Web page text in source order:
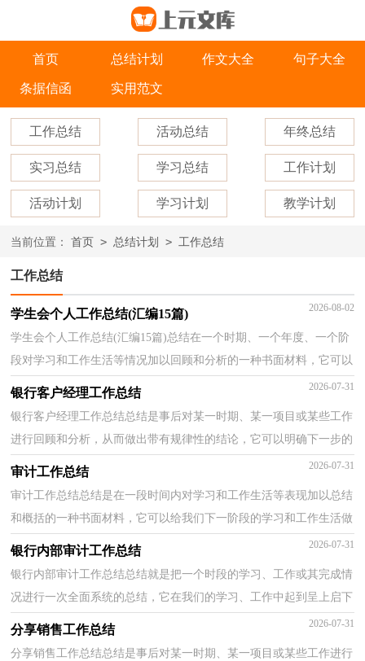
首页 总结计划 作文大全 句子大全
条据信函 实用范文
工作总结 活动总结 年终总结
实习总结 学习总结 工作计划
活动计划 学习计划 教学计划
当前位置： 首页 > 总结计划 > 工作总结
工作总结
学生会个人工作总结(汇编15篇) 2026-08-02
学生会个人工作总结(汇编15篇)总结在一个时期、一个年度、一个阶
段对学习和工作生活等情况加以回顾和分析的一种书面材料，它可以
帮助我们有寻找学习和工作中的规律，因此我们需...
银行客户经理工作总结 2026-07-31
银行客户经理工作总结总结是事后对某一时期、某一项目或某些工作
进行回顾和分析，从而做出带有规律性的结论，它可以明确下一步的
工作方向，少走弯路，少犯错误，提高工作效益，因此，让我...
审计工作总结 2026-07-31
审计工作总结总结是在一段时间内对学习和工作生活等表现加以总结
和概括的一种书面材料，它可以给我们下一阶段的学习和工作生活做
指导，不妨坐下来好好写写总结吧。你所见过的总...
银行内部审计工作总结 2026-07-31
银行内部审计工作总结总结就是把一个时段的学习、工作或其完成情
况进行一次全面系统的总结，它在我们的学习、工作中起到呈上启下
的作用，是时候写一份总结了。那么你真的懂得怎...
分享销售工作总结 2026-07-31
分享销售工作总结总结是事后对某一时期、某一项目或某些工作进行